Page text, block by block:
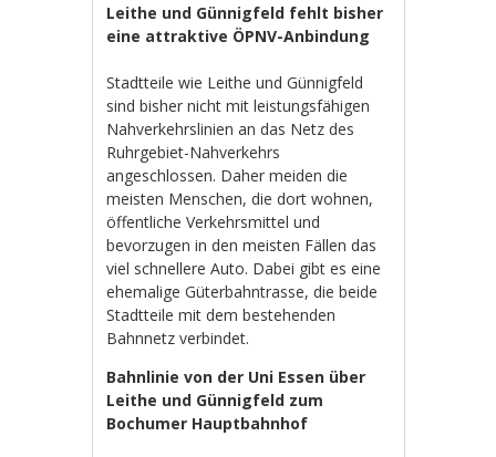
Leithe und Günnigfeld fehlt bisher
eine attraktive ÖPNV-Anbindung
Stadtteile wie Leithe und Günnigfeld
sind bisher nicht mit leistungsfähigen
Nahverkehrslinien an das Netz des
Ruhrgebiet-Nahverkehrs
angeschlossen. Daher meiden die
meisten Menschen, die dort wohnen,
öffentliche Verkehrsmittel und
bevorzugen in den meisten Fällen das
viel schnellere Auto. Dabei gibt es eine
ehemalige Güterbahntrasse, die beide
Stadtteile mit dem bestehenden
Bahnnetz verbindet.
Bahnlinie von der Uni Essen über
Leithe und Günnigfeld zum
Bochumer Hauptbahnhof